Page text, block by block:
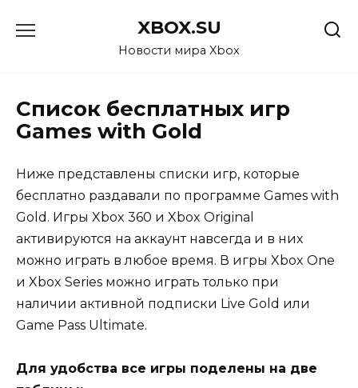
XBOX.SU
Новости мира Xbox
Список бесплатных игр
Games with Gold
Ниже представлены списки игр, которые
бесплатно раздавали по программе Games with
Gold. Игры Xbox 360 и Xbox Original
активируются на аккаунт навсегда и в них
можно играть в любое время. В игры Xbox One
и Xbox Series можно играть только при
наличии активной подписки Live Gold или
Game Pass Ultimate.
Для удобства все игры поделены на две